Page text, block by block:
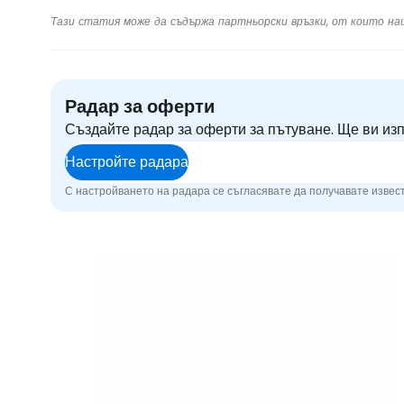
Тази статия може да съдържа партньорски връзки, от които
Радар за оферти
Създайте радар за оферти за пътуване. Ще ви
Настройте радара
С настройването на радара се съгласявате да получавате